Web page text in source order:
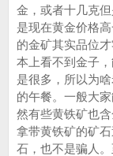
金，或者十几克
是现在黄金价格
的金矿其实品位
本上看不到金子
是很多，所以为
的午餐。一般大
然有些黄铁矿也
拿带黄铁矿的矿
石，也不是骗人